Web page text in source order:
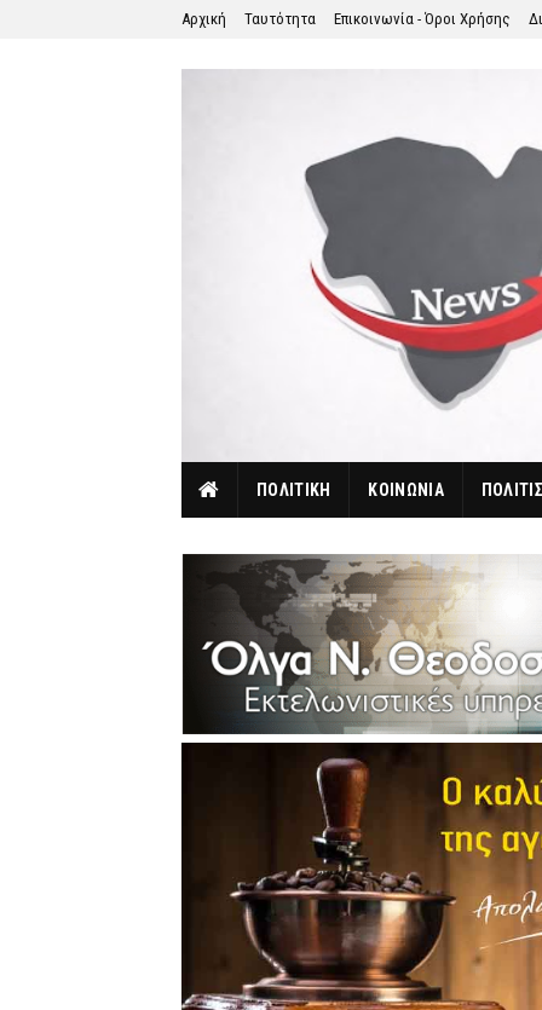
Αρχική Ταυτότητα Επικοινωνία - Όροι Χρήσης
ΠΟΛΙΤΙΚΗ ΚΟΙΝΩΝΙΑ